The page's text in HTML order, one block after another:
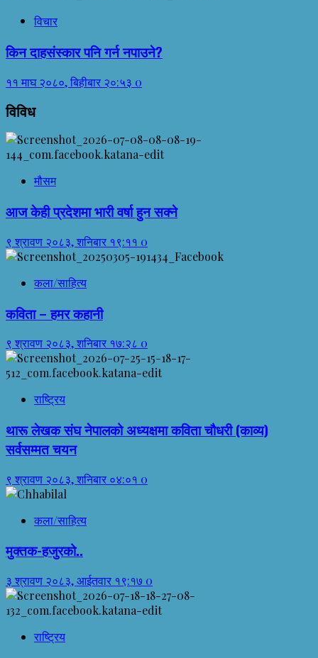
विचार
किन दाहसंस्कार पनि गर्न नपाउने?
११ माघ २०८०, बिहीबार २०:५३ 0
विविध
मौसम
आज केही प्रदेशमा भारी वर्षा हुन सक्ने
९ श्रावण २०८३, शनिबार १९:११ 0
कला/साहित्य
कविता – हमर कहानी
९ श्रावण २०८३, शनिबार १७:२८ 0
राष्ट्रिय
थारू लेखक संघ नेपालको अध्यक्षमा कविता चौधरी (काव्य)
सर्वसम्मत चयन
९ श्रावण २०८३, शनिबार ०४:०१ 0
कला/साहित्य
मुक्तक-हजुरको..
३ श्रावण २०८३, आईतवार १९:१७ 0
राष्ट्रिय